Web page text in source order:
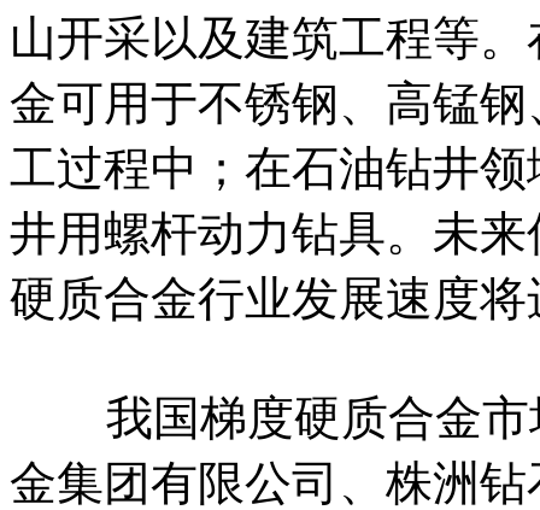
山开采以及建筑工程等
金可用于不锈钢、高锰
工过程中；在石油钻井
井用螺杆动力钻具。未
硬质合金行业发展速度
我国梯度硬质合金市
金集团有限公司、株洲